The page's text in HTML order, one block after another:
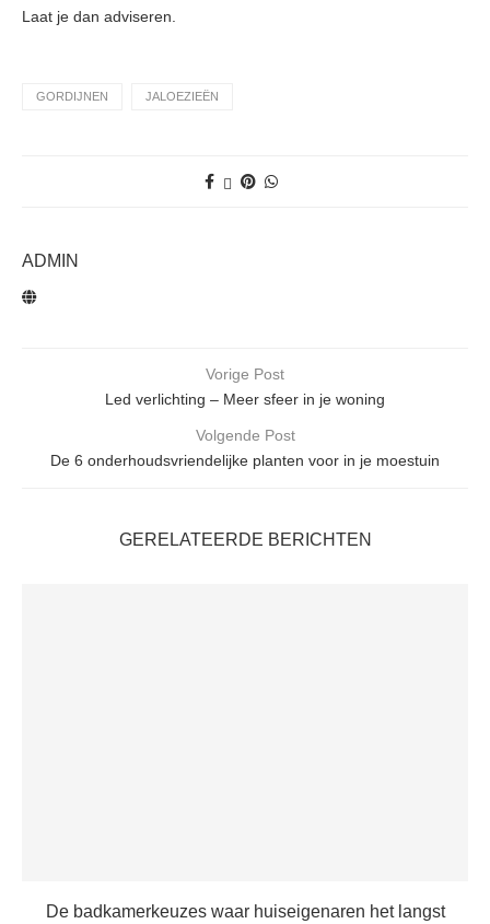
Laat je dan adviseren.
GORDIJNEN JALOEZIEËN
ADMIN
Vorige Post
Led verlichting – Meer sfeer in je woning
Volgende Post
De 6 onderhoudsvriendelijke planten voor in je moestuin
GERELATEERDE BERICHTEN
De badkamerkeuzes waar huiseigenaren het langst